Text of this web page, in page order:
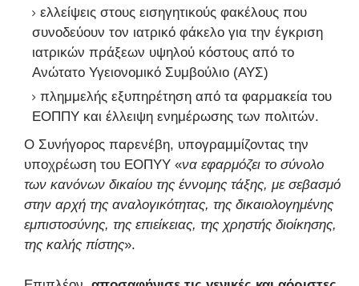
ελλείψεις στους εισηγητικούς φακέλους που
συνοδεύουν τον ιατρικό φάκελο για την έγκριση
ιατρικών πράξεων υψηλού κόστους από το
Ανώτατο Υγειονομικό Συμβούλιο (ΑΥΣ)
πλημμελής εξυπηρέτηση από τα φαρμακεία του
ΕΟΠΠΥ και έλλειψη ενημέρωσης των πολιτών.
Ο Συνήγορος παρενέβη, υπογραμμίζοντας την
υποχρέωση του ΕΟΠΥΥ «να εφαρμόζει το σύνολο
των κανόνων δικαίου της έννομης τάξης, με σεβασμό
στην αρχή της αναλογικότητας, της δικαιολογημένης
εμπιστοσύνης, της επιείκειας, της χρηστής διοίκησης,
της καλής πίστης».